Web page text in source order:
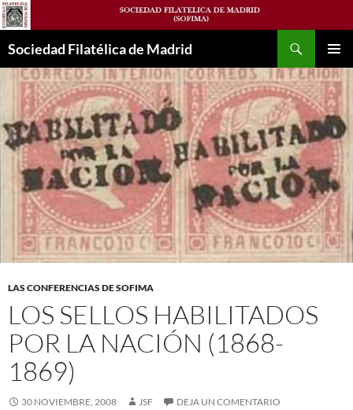
Saltar
al
contenido
Sociedad Filatélica de Madrid
MENÚ
LAS CONFERENCIAS DE SOFIMA
LOS SELLOS HABILITADOS
POR LA NACIÓN (1868-
1869)
30 NOVIEMBRE, 2008 JSF DEJA UN COMENTARIO